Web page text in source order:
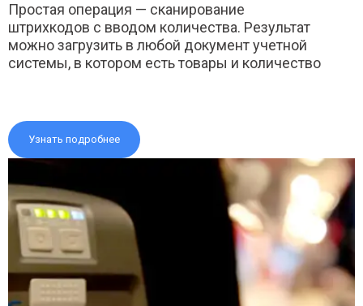
Простая операция — сканирование
штрихкодов с вводом количества. Результат
можно загрузить в любой документ учетной
системы, в котором есть товары и количество
Узнать подробнее